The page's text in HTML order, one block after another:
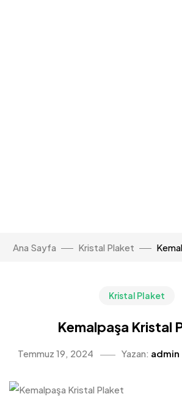
Ana Sayfa Kristal Plaket
Kristal Plaket
Kemalpaşa Kristal
Temmuz 19, 2024 Yazan: admin